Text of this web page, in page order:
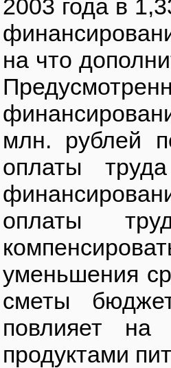
2003 года в
на что
млн. рублей
оплаты
оплаты
уменьшения
сметы
повлияет на
продуктами